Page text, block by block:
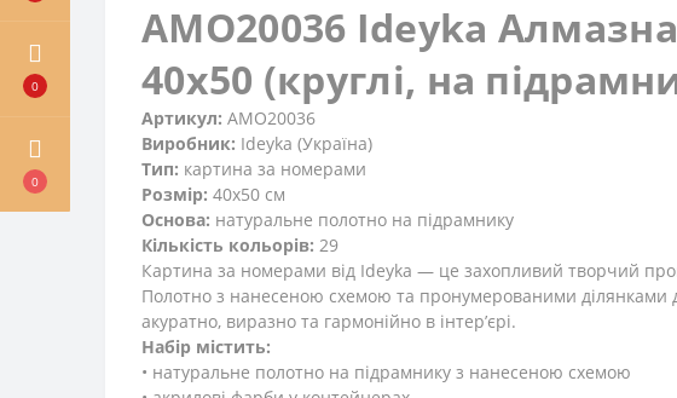
0
0
AMO20036 Ideyka
40х50 (круглі, на
Артикул: AMO20036
Виробник: Ideyka (Україна)
Тип: картина за номерами
Розмір: 40x50 см
Основа: натуральне полотно на підрамнику
Кількість кольорів: 29
Картина за номерами від Ideyka — це захопливий творчий
Полотно з нанесеною схемою та пронумерованими ділянками
акуратно, виразно та гармонійно в інтер’єрі.
Набір містить:
• натуральне полотно на підрамнику з нанесеною схемою